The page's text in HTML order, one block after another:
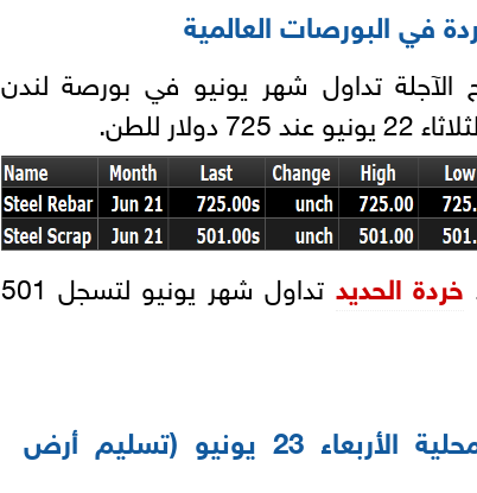
في البورصات العالمية
الآجلة تداول شهر يونيو في بورصة لندن
للطن.
خردة الحديد
تداول شهر يونيو لتسجل 501
أسعار مصانع الحديد المحلية الأربعاء 23 يونيو (تسليم أرض